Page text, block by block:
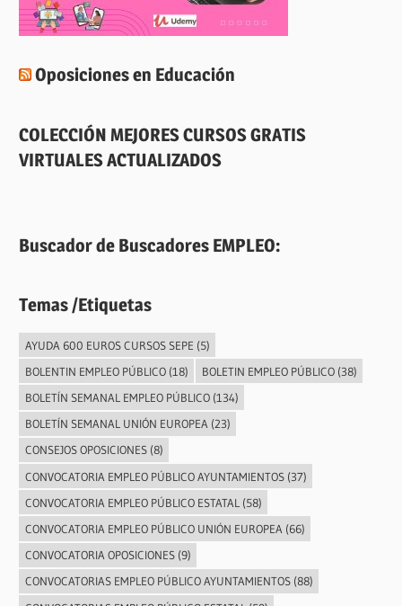
Oposiciones en Educación
COLECCIÓN MEJORES CURSOS GRATIS
VIRTUALES ACTUALIZADOS
Buscador de Buscadores EMPLEO:
Temas /Etiquetas
AYUDA 600 EUROS CURSOS SEPE (5)
BOLENTIN EMPLEO PÚBLICO(18) BOLETIN EMPLEO PÚBLICO(38)
BOLETÍN SEMANAL EMPLEO PÚBLICO(134)
BOLETÍN SEMANAL UNIÓN EUROPEA(23)
CONSEJOS OPOSICIONES(8)
CONVOCATORIA EMPLEO PÚBLICO AYUNTAMIENTOS(37)
CONVOCATORIA EMPLEO PÚBLICO ESTATAL (58)
CONVOCATORIA EMPLEO PÚBLICO UNIÓN EUROPEA (66)
CONVOCATORIA OPOSICIONES(9)
CONVOCATORIAS EMPLEO PÚBLICO AYUNTAMIENTOS(88)